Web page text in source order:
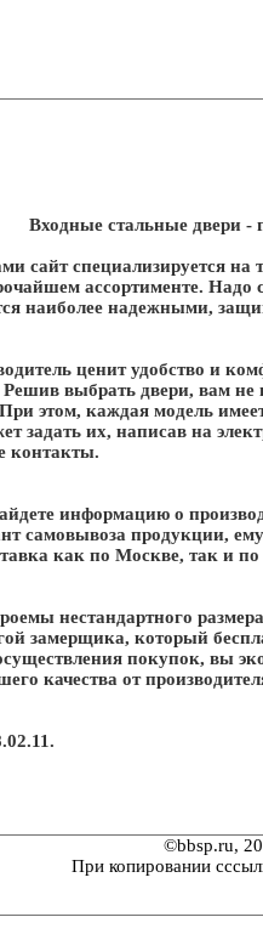
Входные стальные двери -
сайт специализируется на
ассортименте.
наиболее надежными,
ценит удобство и
выбрать двери, вам не
этом, каждая модель
задать их, написав на
контакты.
информацию о
самовывоза продукции,
как по Москве, так и по
нестандартного
замерщика, который
покупок, вы
качества от
©bbsp.ru,
При копировании